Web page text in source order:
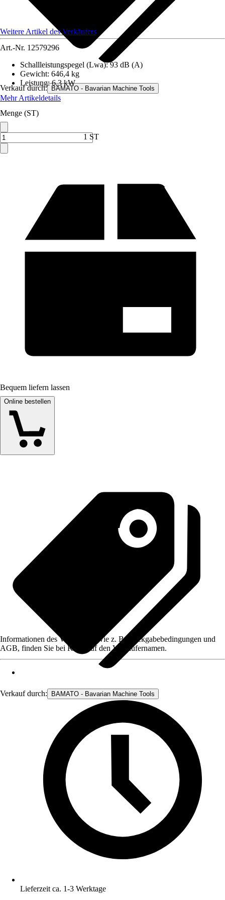
Verkauf durch: BAMATO - Bavarian Machine Tools
Weitere Artikel des Verkäufers
Art.-Nr. 12579296
Schallleistungspegel (Lwa):93 dB (A)
Gewicht: 646,4 kg
Leistung:6,3 kW
Mehr Artikeldetails
Menge (ST)
1 ST
Bequem liefern lassen
Online bestellen
Verkauf durch: BAMATO - Bavarian Machine Tools
Informationen des Verkäufers, wie z. B. Rückgabebedingungen und
AGB, finden Sie bei Klick auf den Verkäufernamen.
Lieferzeit ca. 1-3 Werktage